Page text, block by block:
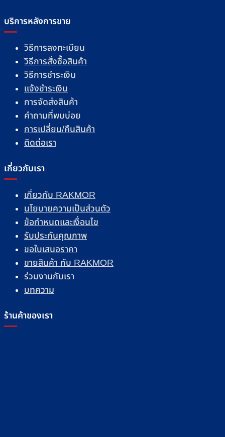
บริการหลังการขาย
วิธีการลงทะเบียน
วิธีการสั่งซื้อสินค้า
วิธีการชำระเงิน
แจ้งชำระเงิน
การจัดส่งสินค้า
คำถามที่พบบ่อย
การเปลี่ยน/คืนสินค้า
ติดต่อเรา
เกี่ยวกับเรา
เกี่ยวกับ RAKMOR
นโยบายความเป็นส่วนตัว
ข้อกำหนดและเงื่อนไข
รับประกันคุณภาพ
ขอใบเสนอราคา
ขายสินค้า กับ RAKMOR
ร่วมงานกับเรา
บทความ
ร้านค้าของเรา